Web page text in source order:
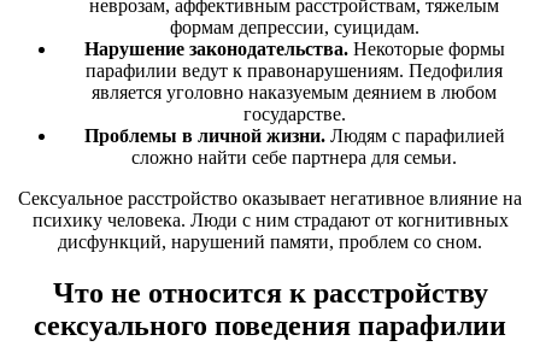
неврозам, аффективным расстройствам, тяжелым
формам депрессии, суицидам.
Нарушение законодательства.Некоторые формы
парафилии ведут к правонарушениям. Педофилия
является уголовно наказуемым деянием в любом
государстве.
Проблемы в личной жизни.Людям с парафилией
сложно найти себе партнера для семьи.
Сексуальное расстройство оказывает негативное влияние на
психику человека. Люди с ним страдают от когнитивных
дисфункций, нарушений памяти, проблем со сном.
Что не относится к расстройству
сексуального поведения парафилии